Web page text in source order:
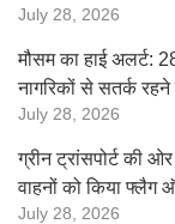
July 28, 2026
मौसम का हाई अलर्ट:
नागरिकों से सतर्क
July 28, 2026
ग्रीन ट्रांसपोर्ट की
वाहनों को किया फ्लैग
July 28, 2026